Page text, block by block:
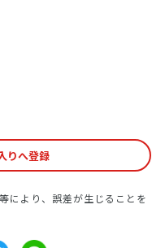
りへ登録
により、誤差が生じることを